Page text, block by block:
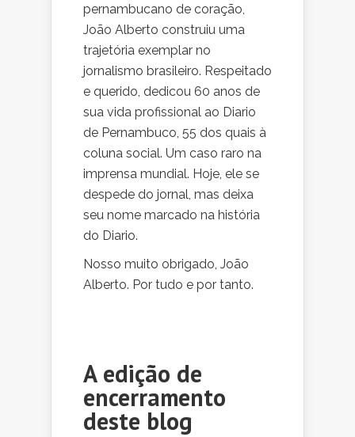
pernambucano de coração,
João Alberto construiu uma
trajetória exemplar no
jornalismo brasileiro. Respeitado
e querido, dedicou 60 anos de
sua vida profissional ao Diario
de Pernambuco, 55 dos quais à
coluna social. Um caso raro na
imprensa mundial. Hoje, ele se
despede do jornal, mas deixa
seu nome marcado na história
do Diario.
Nosso muito obrigado, João
Alberto. Por tudo e por tanto.
A edição de
encerramento
deste blog